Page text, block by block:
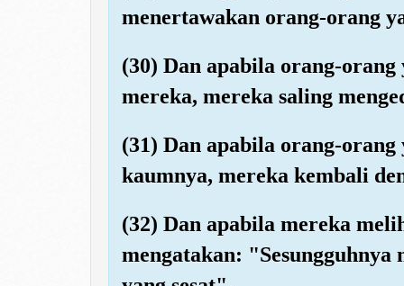
menertawakan orang-orang
(30) Dan apabila orang-
mereka, mereka saling
(31) Dan apabila orang-
kaumnya, mereka kembali
(32) Dan apabila mereka
mengatakan: